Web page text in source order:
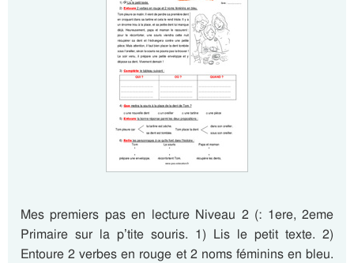
Mes premiers pas en lecture Niveau 2 (: 1ere, 2eme
Primaire sur la p’tite souris. 1) Lis le petit texte. 2)
Entoure 2 verbes en rouge et 2 noms féminins en bleu.